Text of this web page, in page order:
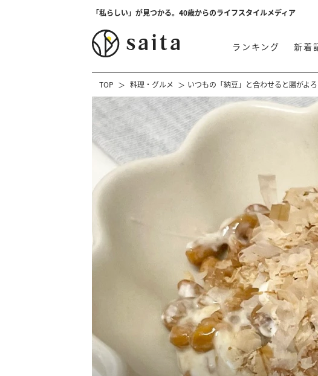
「私らしい」が見つかる。40歳からのライフスタイルメディア
ランキング 新着
TOP 料理・グルメ いつもの「納豆」と合わせると腸がよ